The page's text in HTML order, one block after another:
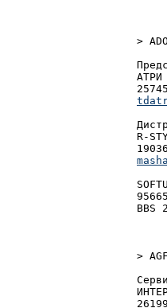
>
АТРИ
R-
BBS
>